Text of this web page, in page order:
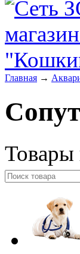
Главная →
Товары